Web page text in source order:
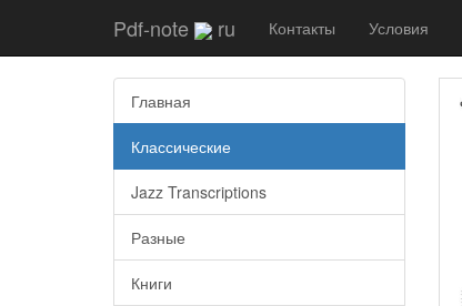
Pdf-note ru Контакты Условия
Главная
Классические
Jazz Transcriptions
Разные
Книги